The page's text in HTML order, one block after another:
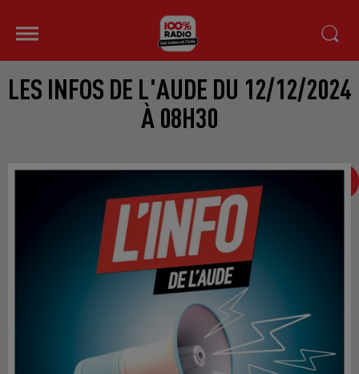
LES INFOS DE L'AUDE DU 12/12/2024
À 08H30